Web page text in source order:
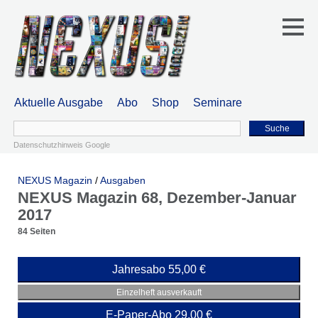
Aktuelle Ausgabe Abo Shop Seminare
Suche
Datenschutzhinweis Google
NEXUS Magazin /Ausgaben
NEXUS Magazin 68, Dezember-Januar
2017
84 Seiten
Jahresabo 55,00 €
Einzelheft ausverkauft
E-Paper-Abo 29,00 €